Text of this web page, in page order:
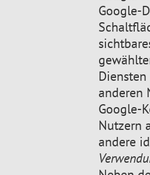
Google-
anderen
Google-
Nutzern
andere